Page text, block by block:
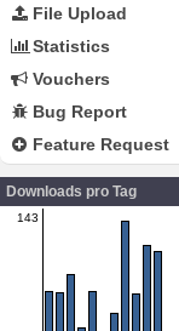
File Upload
Statistics
Vouchers
Bug Report
Feature Request
Downloads pro Tag
143